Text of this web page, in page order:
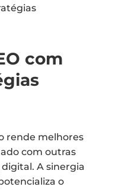
com
rende melhores
com outras
A sinergia
o